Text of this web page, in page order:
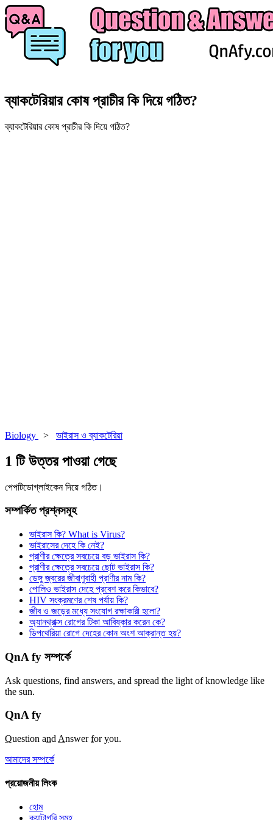
ব্যাকটেরিয়ার কোষ প্রাচীর কি দিয়ে গঠিত?
ব্যাকটেরিয়ার কোষ প্রাচীর কি দিয়ে গঠিত?
Biology > ভাইরাস ও ব্যাকটেরিয়া
1 টি উত্তর পাওয়া গেছে
পেপটিডোগ্লাইকেন দিয়ে গঠিত।
সম্পর্কিত প্রশ্নসমূহ
ভাইরাস কি? What is Virus?
ভাইরাসের দেহে কি নেই?
প্রাণীর ক্ষেত্রে সবচেয়ে বড় ভাইরাস কি?
প্রাণীর ক্ষেত্রে সবচেয়ে ছোট ভাইরাস কি?
ডেঙ্গু জ্বরের জীবাণুবাহী প্রাণীর নাম কি?
পোলিও ভাইরাস দেহে প্রবেশ করে কিভাবে?
HIV সংক্রমণের শেষ পর্যায় কি?
জীব ও জড়ের মধ্যে সংযোগ রক্ষাকারী হলো?
অ্যানথ্রাক্স রোগের টিকা আবিষ্কার করেন কে?
ডিপথেরিয়া রোগে দেহের কোন অংশ আক্রান্ত হয়?
QnA fy সম্পর্কে
Ask questions, find answers, and spread the light of knowledge like
the sun.
QnAfy
Question and Answerforyou.
আমাদের সম্পর্কে
প্রয়োজনীয় লিংক
হোম